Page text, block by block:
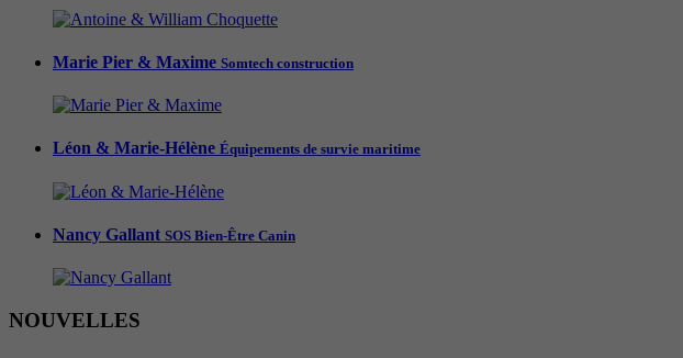
Marie Pier & Maxime Somtech construction
Léon & Marie-Hélène Équipements de survie maritime
Nancy Gallant SOS Bien-Être Canin
NOUVELLES